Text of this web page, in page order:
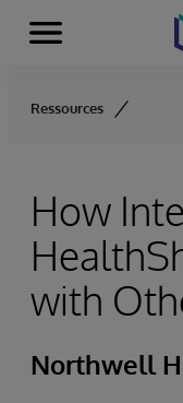
Skip to content
Menu
Ressources
How
with
Northwell